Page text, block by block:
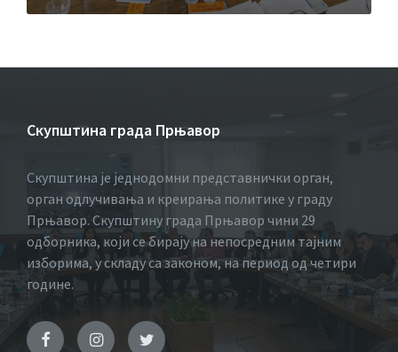
Скупштина града Прњавор
Скупштина је једнодомни представнички орган,
орган одлучивања и креирања политике у граду
Прњавор. Скупштину града Прњавор чини 29
одборника, који се бирају на непосредним тајним
изборима, у складу са законом, на период од четири
године.